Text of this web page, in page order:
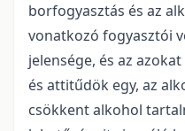
borfogyasztás és az
vonatkozó fogyasztói
jelensége, és az
és attitűdök egy, az
csökkent alkohol